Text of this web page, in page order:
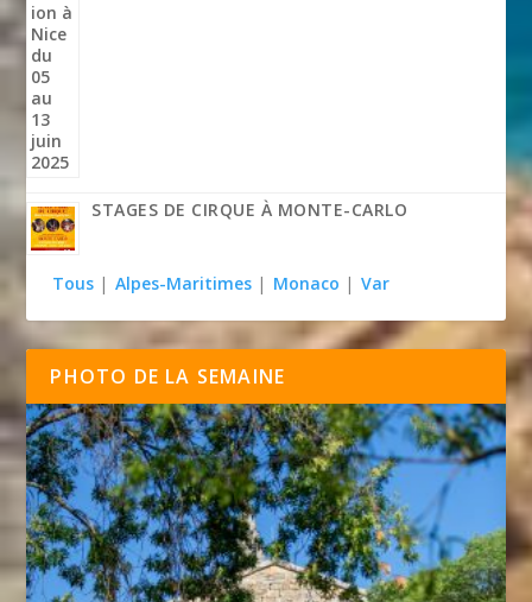
STAGES DE CIRQUE À MONTE-CARLO
Tous | Alpes-Maritimes | Monaco | Var
PHOTO DE LA SEMAINE